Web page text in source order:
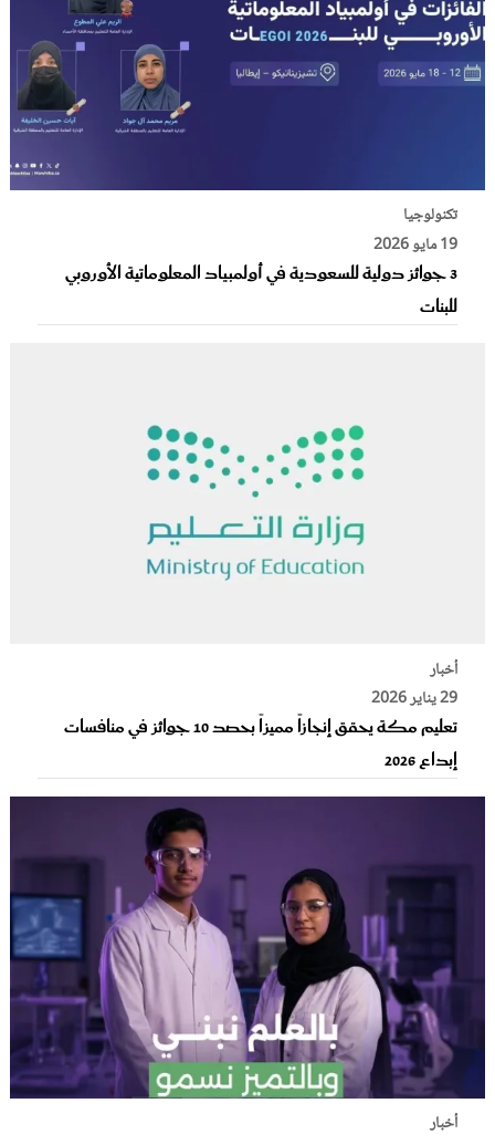
تكنولوجيا
19 مايو 2026
3 جوائز دولية للسعودية في أولمبياد المعلوماتية الأوروبي
للبنات
أخبار
29 يناير 2026
تعليم مكة يحقق إنجازاً مميزاً بحصد 10 جوائز في منافسات
إبداع 2026
أخبار